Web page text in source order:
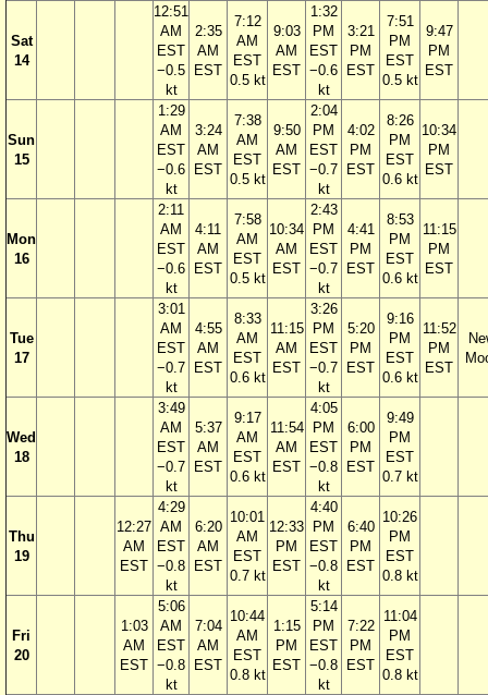
Sat
14
12:51
AM
EST
−0.5
kt
2:35
AM
EST
7:12
AM
EST
0.5 kt
9:03
AM
EST
1:32
PM
EST
−0.6
kt
3:21
PM
EST
7:51
PM
EST
0.5 kt
9:47
PM
EST
Sun
15
1:29
AM
EST
−0.6
kt
3:24
AM
EST
7:38
AM
EST
0.5 kt
9:50
AM
EST
2:04
PM
EST
−0.7
kt
4:02
PM
EST
8:26
PM
EST
0.6 kt
10:34
PM
EST
Mon
16
2:11
AM
EST
−0.6
kt
4:11
AM
EST
7:58
AM
EST
0.5 kt
10:34
AM
EST
2:43
PM
EST
−0.7
kt
4:41
PM
EST
8:53
PM
EST
0.6 kt
11:15
PM
EST
Tue
17
3:01
AM
EST
−0.7
kt
4:55
AM
EST
8:33
AM
EST
0.6 kt
11:15
AM
EST
3:26
PM
EST
−0.7
kt
5:20
PM
EST
9:16
PM
EST
0.6 kt
11:52
PM
EST
Wed
18
3:49
AM
EST
−0.7
kt
5:37
AM
EST
9:17
AM
EST
0.6 kt
11:54
AM
EST
4:05
PM
EST
−0.8
kt
6:00
PM
EST
9:49
PM
EST
0.7 kt
Thu
19
12:27
AM
EST
4:29
AM
EST
−0.8
kt
6:20
AM
EST
10:01
AM
EST
0.7 kt
12:33
PM
EST
4:40
PM
EST
−0.8
kt
6:40
PM
EST
10:26
PM
EST
0.8 kt
Fri
20
1:03
AM
EST
5:06
AM
EST
−0.8
kt
7:04
AM
EST
10:44
AM
EST
0.8 kt
1:15
PM
EST
5:14
PM
EST
−0.8
kt
7:22
PM
EST
11:04
PM
EST
0.8 kt